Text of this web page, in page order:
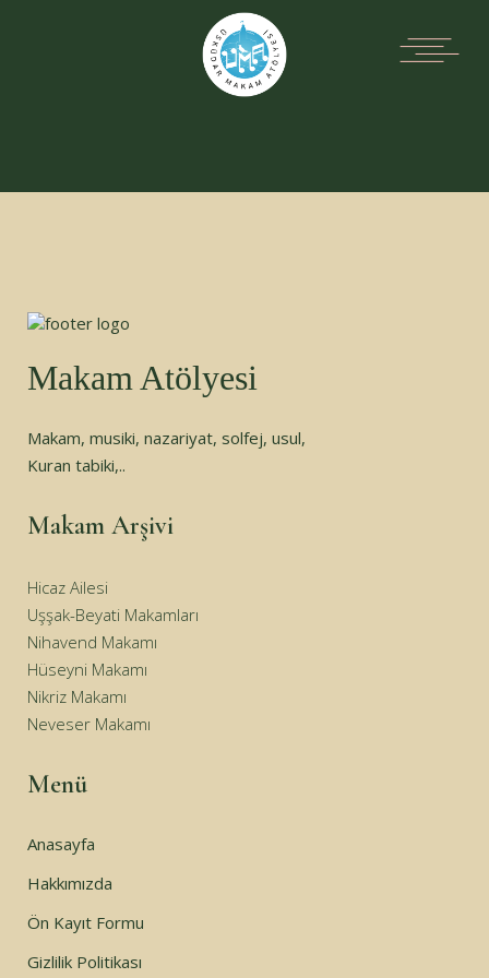
Makam Atölyesi
Makam, musiki, nazariyat, solfej, usul,
Kuran tabiki,..
Makam Arşivi
Hicaz Ailesi
Uşşak-Beyati Makamları
Nihavend Makamı
Hüseyni Makamı
Nikriz Makamı
Neveser Makamı
Menü
Anasayfa
Hakkımızda
Ön Kayıt Formu
Gizlilik Politikası